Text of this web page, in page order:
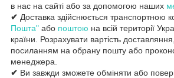
в нас на сайті або за допомогою наших
✔ Доставка здійснюється транспортною
Пошта" або поштою на всій території
країни. Розрахувати вартість
посиланням на обрану пошту або
менеджера.
✔ Ви завжди зможете обміняти або